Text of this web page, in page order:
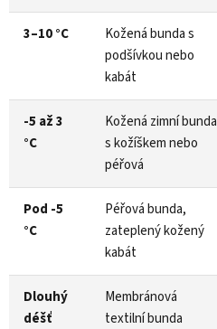
3–10 °C
Kožená bunda s
podšívkou nebo
kabát
-5 až 3
°C
Kožená zimní bunda
s kožíškem nebo
péřová
Pod -5
°C
Péřová bunda,
zateplený kožený
kabát
Dlouhý
déšť
Membránová
textilní bunda